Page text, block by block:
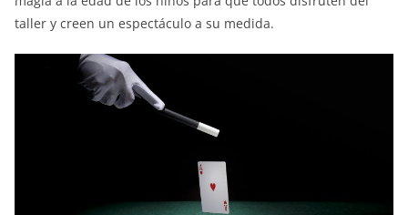
taller y creen un espectáculo a su medida.